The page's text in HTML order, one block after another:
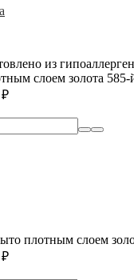
из
слоем золота
₽
плотным слоем
₽